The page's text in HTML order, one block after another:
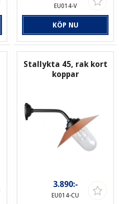
EU014-V
KÖP NU
Stallykta 45, rak kort
koppar
3.890:-
EU014-CU